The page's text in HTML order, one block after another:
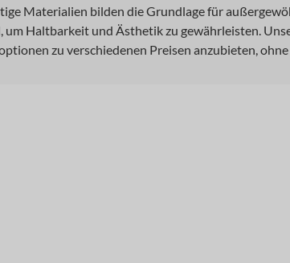
Materialien bilden die Grundlage für
um Haltbarkeit und Ästhetik zu gewährleisten.
zu verschiedenen Preisen anzubieten,